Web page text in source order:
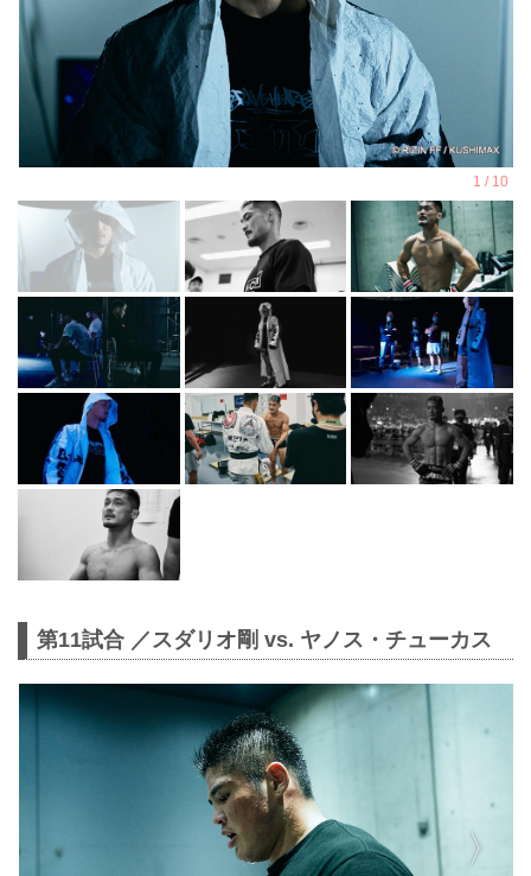
第11試合 ／スダリオ剛 vs. ヤノス・チューカス